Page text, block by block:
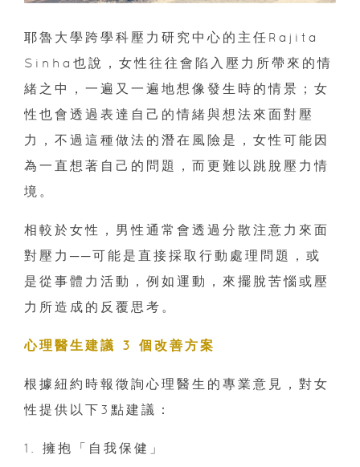
耶魯大學跨學科壓力研究中心的主任Rajita
Sinha也說，女性往往會陷入壓力所帶來的情
緒之中，一遍又一遍地想像發生時的情景；女
性也會透過表達自己的情緒與想法來面對壓
力，不過這種做法的潛在風險是，女性可能因
為一直想著自己的問題，而更難以跳脫壓力情
境。
相較於女性，男性通常會透過分散注意力來面
對壓力──可能是直接採取行動處理問題，或
是從事體力活動，例如運動，來擺脫苦惱或壓
力所造成的反覆思考。
心理醫生建議 3 個改善方案
根據紐約時報徵詢心理醫生的專業意見，對女
性提供以下3點建議：
1. 擁抱「自我保健」